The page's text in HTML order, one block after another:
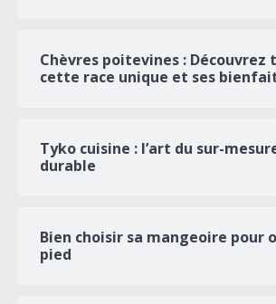
Chèvres poitevines : Découvrez
cette race unique et ses
Tyko cuisine : l’art du sur-
durable
Bien choisir sa mangeoire pour
pied